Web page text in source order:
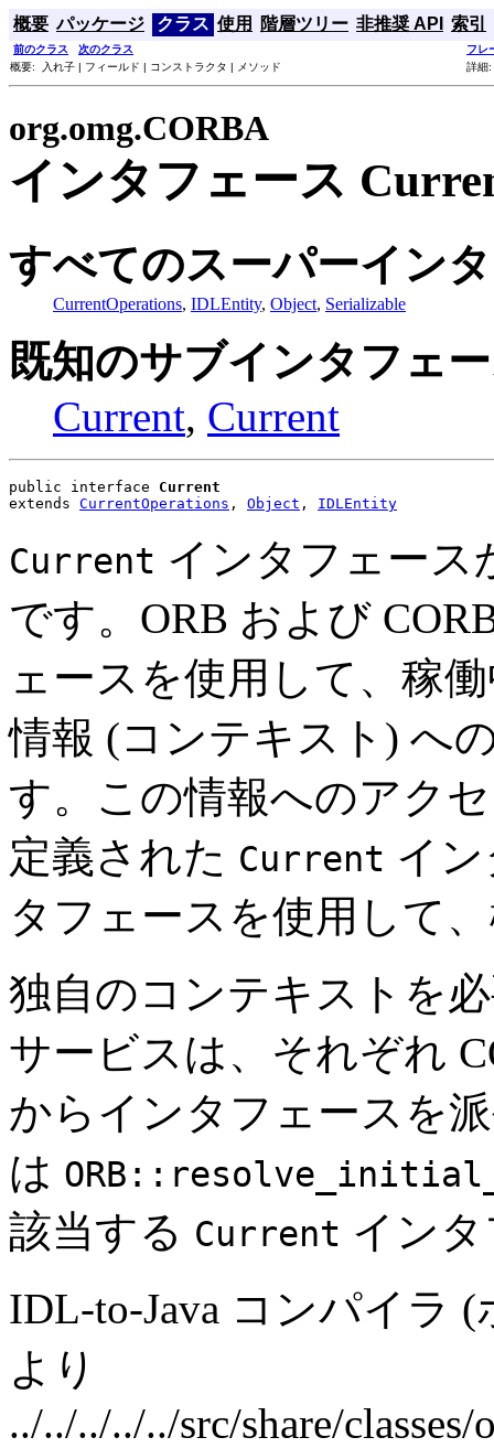
概要 パッケージ クラス 使用 階層ツリー 非推奨 API 索引
前のクラス 次のクラス
フレ
概要: 入れ子 | フィールド | コンストラクタ | メソッド
詳細
org.omg.CORBA
インタフェース
すべてのスーパーイン
CurrentOperations, IDLEntity, Object, Serializable
既知のサブインタフェ
Current, Current
public interface Current
extends CurrentOperations , Object , IDLEntity
Current インタフェース
です。ORB および
ェースを使用して、稼
情報 (コンテキスト) へ
す。この情報へのアク
定義された Current イ
タフェースを使用して
独自のコンテキストを
サービスは、それぞれ
からインタフェースを
は
該当する Current イン
IDL-to-Java コンパイラ
より
../../../../../src/share/